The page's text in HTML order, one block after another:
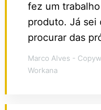
fez um
produto. Já sei
procurar das
Marco Alves -
Workana